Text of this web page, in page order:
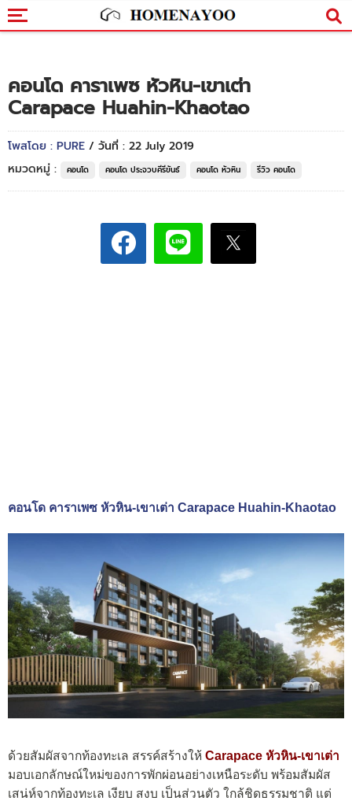
คอนโด คาราเพซ หัวหิน-เขาเต่า
Carapace Huahin-Khaotao
โพสโดย : PURE / วันที่ : 22 July 2019
หมวดหมู่ :
คอนโด คอนโด ประจวบคีรีขันธ์ คอนโด หัวหิน รีวิว คอนโด
คอนโด คาราเพซ หัวหิน-เขาเต่า Carapace Huahin-Khaotao
ด้วยสัมผัสจากท้องทะเล สรรค์สร้างให้ Carapace หัวหิน-เขาเต่า
มอบเอกลักษณ์ใหม่ของการพักผ่อนอย่างเหนือระดับ พร้อมสัมผัส
เสน่ห์จากท้องทะเล เงียบ สงบ เป็นส่วนตัว ใกล้ชิดธรรมชาติ แต่